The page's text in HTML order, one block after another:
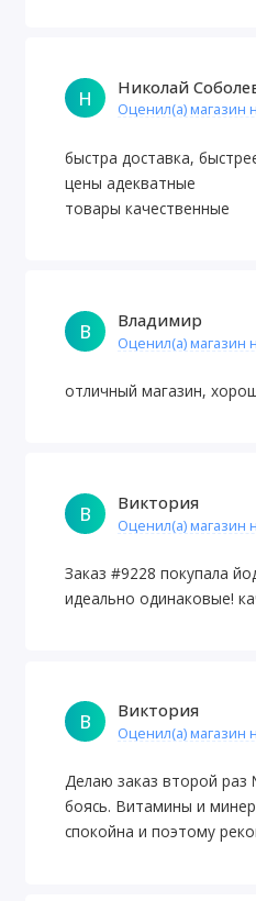
Н Николай
Оценил(а) магазин
быстра доставка,
цены адекватные
товары качественные
В Владимир
Оценил(а) магазин
отличный магазин,
В Виктория
Оценил(а) магазин
Заказ #9228 покупала
идеально одинаковые!
В Виктория
Оценил(а) магазин
Делаю заказ второй раз
боясь. Витамины и
спокойна и поэтому